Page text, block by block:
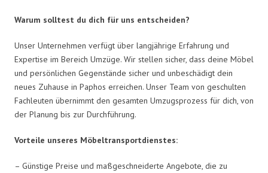
Warum solltest du dich für uns entscheiden?
Unser Unternehmen verfügt über langjährige Erfahrung und
Expertise im Bereich Umzüge. Wir stellen sicher, dass deine Möbel
und persönlichen Gegenstände sicher und unbeschädigt dein
neues Zuhause in Paphos erreichen. Unser Team von geschulten
Fachleuten übernimmt den gesamten Umzugsprozess für dich, von
der Planung bis zur Durchführung.
Vorteile unseres Möbeltransportdienstes:
– Günstige Preise und maßgeschneiderte Angebote, die zu